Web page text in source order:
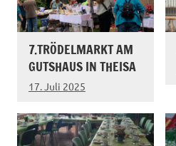
7.TRÖDELMARKT AM
GUTSHAUS IN THEISA
17. Juli 2025